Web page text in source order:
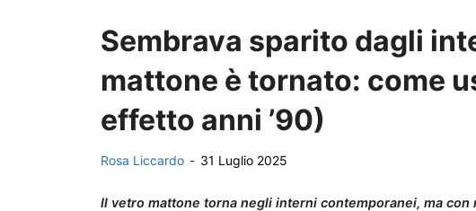
Sembrava sparito dagli
mattone è tornato: come
effetto anni ’90)
Rosa Liccardo - 31 Luglio 2025
Il vetro mattone torna negli interni contemporanei, ma con